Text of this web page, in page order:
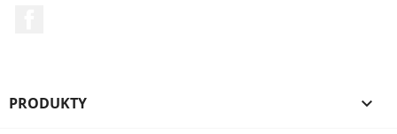
PRODUKTY 